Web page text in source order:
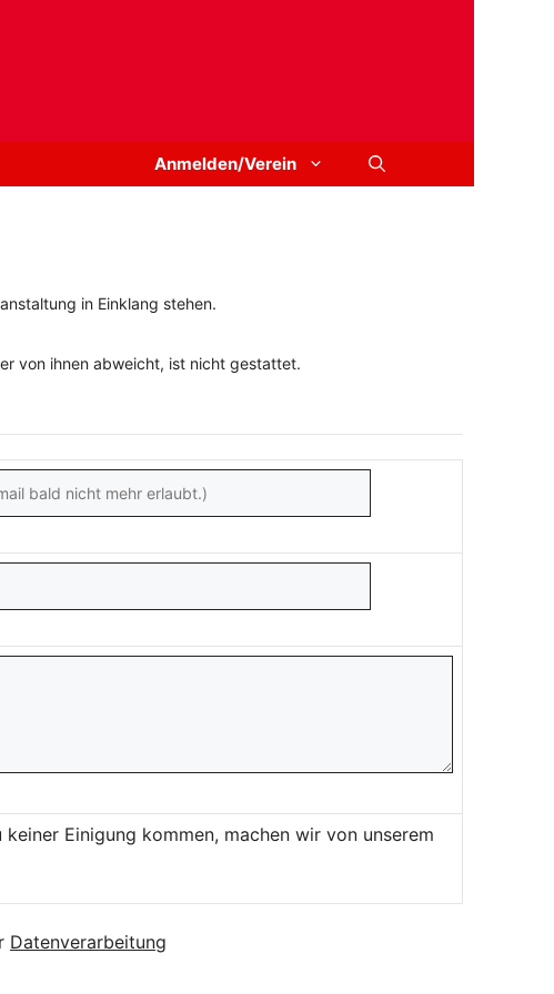
Anmelden/Verein
in Einklang stehen.
von ihnen abweicht, ist nicht gestattet.
Einigung kommen, machen wir von unserem
Datenverarbeitung